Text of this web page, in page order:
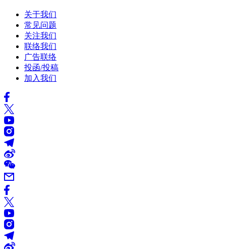
关于我们
常见问题
关注我们
联络我们
广告联络
投函/投稿
加入我们